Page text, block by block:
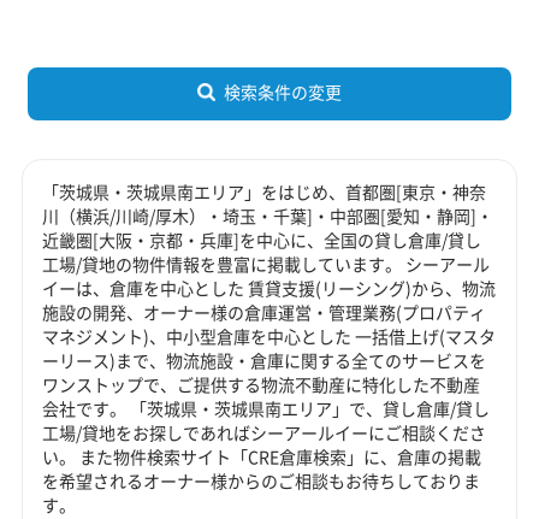
検索条件の変更
「茨城県・茨城県南エリア」をはじめ、首都圏[東京・神奈
川（横浜/川崎/厚木）・埼玉・千葉]・中部圏[愛知・静岡]・
近畿圏[大阪・京都・兵庫]を中心に、全国の貸し倉庫/貸し
工場/貸地の物件情報を豊富に掲載しています。 シーアール
イーは、倉庫を中心とした 賃貸支援(リーシング)から、物流
施設の開発、オーナー様の倉庫運営・管理業務(プロパティ
マネジメント)、中小型倉庫を中心とした 一括借上げ(マスタ
ーリース)まで、物流施設・倉庫に関する全てのサービスを
ワンストップで、ご提供する物流不動産に特化した不動産
会社です。 「茨城県・茨城県南エリア」で、貸し倉庫/貸し
工場/貸地をお探しであればシーアールイーにご相談くださ
い。 また物件検索サイト「CRE倉庫検索」に、倉庫の掲載
を希望されるオーナー様からのご相談もお待ちしておりま
す。